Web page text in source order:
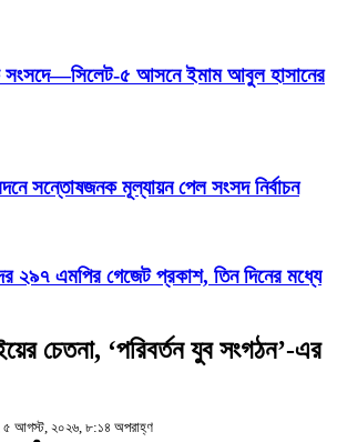
সংসদে—সিলেট-৫ আসনে ইমাম আবুল হাসানের
সন্তোষজনক মূল্যায়ন পেল সংসদ নির্বাচন
২৯৭ এমপির গেজেট প্রকাশ, তিন দিনের মধ্যে
চেতনা, ‘পরিবর্তন যুব সংগঠন’-এর
৫ আগস্ট, ২০২৬, ৮:১৪ অপরাহ্ণ